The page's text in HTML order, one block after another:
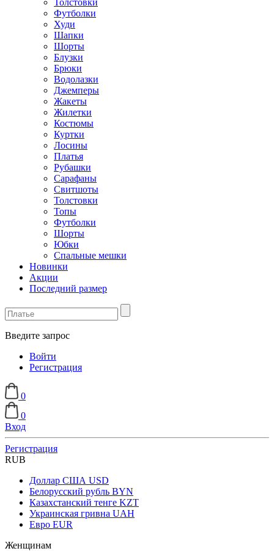
Футболки
Худи
Шапки
Шорты
Блузки
Брюки
Водолазки
Джемперы
Жакеты
Жилетки
Костюмы
Куртки
Лосины
Платья
Рубашки
Сарафаны
Свитшоты
Толстовки
Топы
Футболки
Шорты
Юбки
Спальные мешки
Новинки
Акции
Последний размер
Введите запрос
Войти
Регистрация
0
0
Вход
Регистрация
RUB
Доллар США USD
Белорусский рубль BYN
Казахстанский тенге KZT
Украинская гривна UAH
Евро EUR
Женщинам